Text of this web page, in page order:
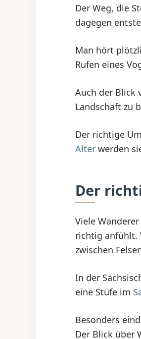
Der Weg, die
dagegen
Man hört
Rufen eines
Auch der Blick
Landschaft zu
Der richtige
Alter werden
Der
Viele
richtig anfühlt.
zwischen
In der
eine Stufe im
Besonders
Der Blick über